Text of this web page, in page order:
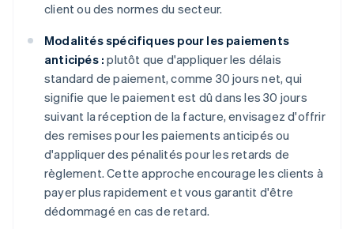
client ou des normes du secteur.
Modalités spécifiques pour les paiements
anticipés : plutôt que d'appliquer les délais
standard de paiement, comme 30 jours net, qui
signifie que le paiement est dû dans les 30 jours
suivant la réception de la facture, envisagez d'offrir
des remises pour les paiements anticipés ou
d'appliquer des pénalités pour les retards de
règlement. Cette approche encourage les clients à
payer plus rapidement et vous garantit d'être
dédommagé en cas de retard.